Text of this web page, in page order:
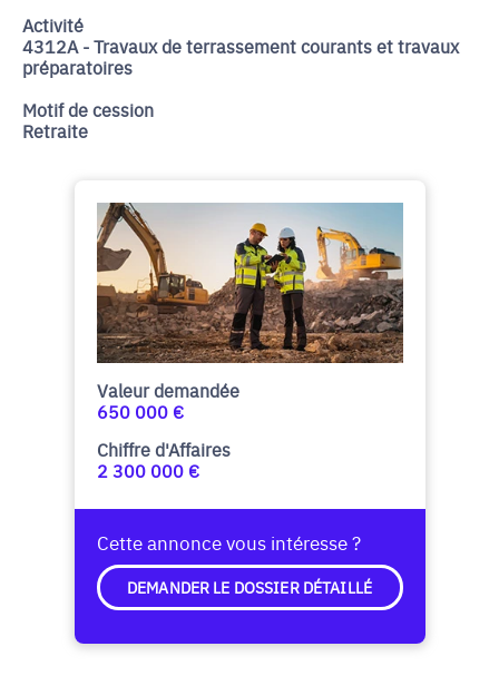
Activité
4312A - Travaux de terrassement courants et travaux
préparatoires
Motif de cession
Retraite
Valeur demandée
650 000 €
Chiffre d'Affaires
2 300 000 €
Cette annonce vous intéresse ?
DEMANDER LE DOSSIER DÉTAILLÉ